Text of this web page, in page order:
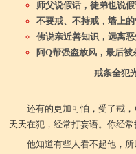
师父说假话，徒弟也说
不要戒、不持戒，墙上
佛说亲近善知识，远离
阿Q帮强盗放风，最后被
戒条全犯
还有的更加可怕，受了戒
天天在犯，经常打妄语。你经
他知道有些人看不起他，